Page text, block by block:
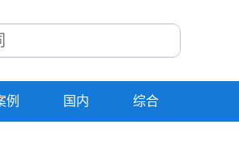
例 国内 综合